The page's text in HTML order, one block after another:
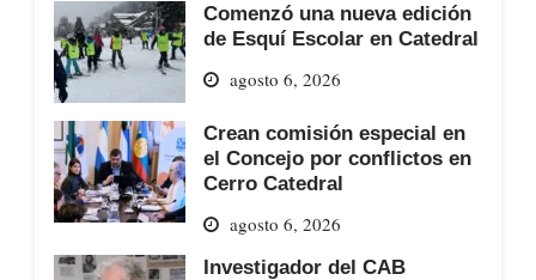
Comenzó una nueva edición
de Esquí Escolar en Catedral
agosto 6, 2026
Crean comisión especial en
el Concejo por conflictos en
Cerro Catedral
agosto 6, 2026
Investigador del CAB